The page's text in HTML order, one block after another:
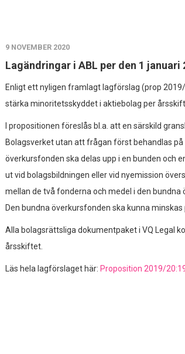
9 NOVEMBER 2020
Lagändringar i ABL per den 1 januari
Enligt ett nyligen framlagt lagförslag (prop
stärka minoritetsskyddet i aktiebolag per
I propositionen föreslås bl.a. att en särskild
Bolagsverket utan att frågan först behandlas
överkursfonden ska delas upp i en bunden och
ut vid bolagsbildningen eller vid nyemission
mellan de två fonderna och medel i den
Den bundna överkursfonden ska kunna
Alla bolagsrättsliga dokumentpaket i VQ Legal
årsskiftet.
Läs hela lagförslaget här: Proposition 2019/